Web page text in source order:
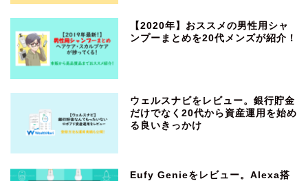
【2020年】おススメの男性用シャ
ンプーまとめを20代メンズが紹介！
ウェルスナビをレビュー。銀行貯金
だけでなく20代から資産運用を始め
る良いきっかけ
Eufy Genieをレビュー。Alexa搭